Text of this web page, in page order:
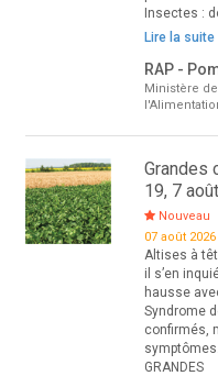
Insectes :
Lire la suite
RAP -
Ministère
Grandes
19, 7
Nouveau
07 août 2026
Altises à
il s’en
hausse
Syndrome
confirmés,
symptômes.
GRANDES